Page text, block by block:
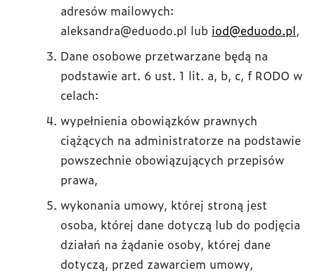
adresów mailowych:
aleksandra@eduodo.pl lub iod@eduodo.pl,
Dane osobowe przetwarzane będą na
podstawie art. 6 ust. 1 lit. a, b, c, f RODO w
celach:
wypełnienia obowiązków prawnych
ciążących na administratorze na podstawie
powszechnie obowiązujących przepisów
prawa,
wykonania umowy, której stroną jest
osoba, której dane dotyczą lub do podjęcia
działań na żądanie osoby, której dane
dotyczą, przed zawarciem umowy,